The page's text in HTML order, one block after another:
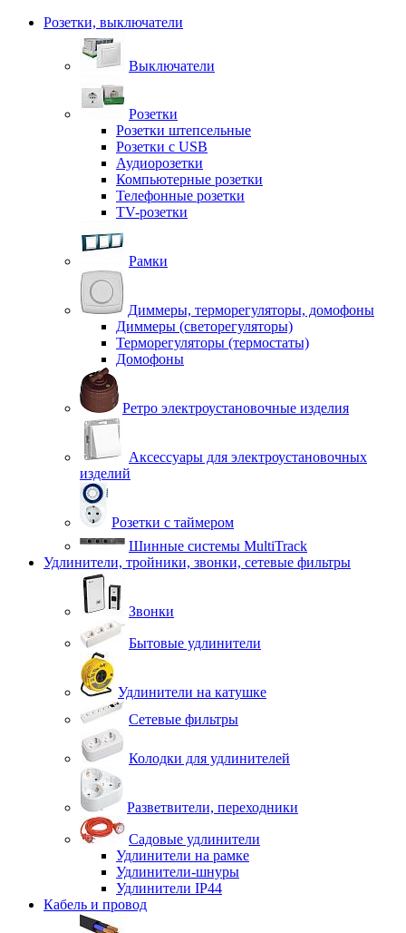
Розетки, выключатели
Выключатели
Розетки
Розетки штепсельные
Розетки с USB
Аудиорозетки
Компьютерные розетки
Телефонные розетки
TV-розетки
Рамки
Диммеры, терморегуляторы, домофоны
Диммеры (светорегуляторы)
Терморегуляторы (термостаты)
Домофоны
Ретро электроустановочные изделия
Аксессуары для электроустановочных
изделий
Розетки с таймером
Шинные системы MultiTrack
Удлинители, тройники, звонки, сетевые фильтры
Звонки
Бытовые удлинители
Удлинители на катушке
Сетевые фильтры
Колодки для удлинителей
Разветвители, переходники
Садовые удлинители
Удлинители на рамке
Удлинители-шнуры
Удлинители IP44
Кабель и провод